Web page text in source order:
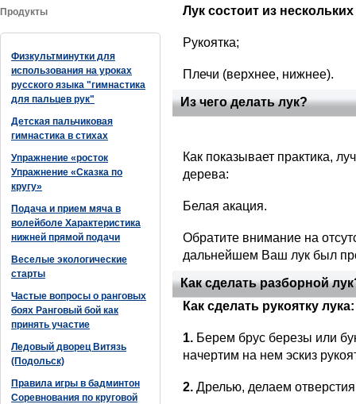
Продукты
Физкультминутки для
использования на уроках
русского языка "гимнастика
для пальцев рук"
Детская пальчиковая
гимнастика в стихах
Упражнение «росток
Упражнение «Сказка по
кругу»
Подача и прием мяча в
волейболе Характеристика
нижней прямой подачи
Веселые экологические
старты
Частые вопросы о ранговых
боях Ранговый бой как
принять участие
Ледовый дворец Витязь
(Подольск)
Правила игры в бадминтон
Соревнования по круговой
Лук состоит из
Рукоятка;
Плечи (верхнее, нижнее).
Из чего делать лук?
Как показывает практика,
дерева:
Белая акация.
Обратите внимание на
дальнейшем Ваш лук был
Как сделать разборной
Как сделать рукоятку лука:
1. Берем брус березы или
начертим на нем эскиз
2. Дрелью, делаем